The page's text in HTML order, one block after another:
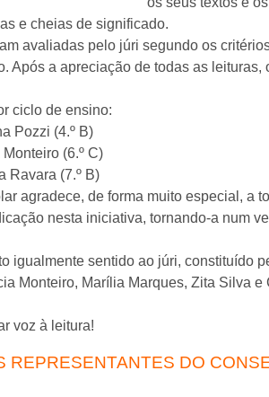
e cheias de significado.
avaliadas pelo júri segundo os
Após a apreciação de todas as
ciclo de ensino:
Pozzi (4.º B)
(6.º C)
Ravara (7.º B)
agradece, de forma muito especial, a
nesta iniciativa, tornando-a num
igualmente sentido ao júri, constituído
Monteiro, Marília Marques, Zita Silva
voz à leitura!
REPRESENTANTES DO